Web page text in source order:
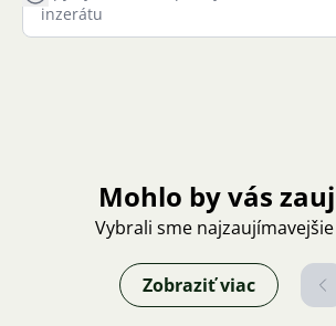
Mohlo by vás
Vybrali sme
Zobraziť viac